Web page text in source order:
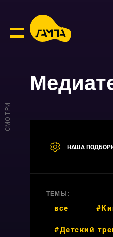
НАША
ТЕМЫ:
все
#Детский
СМОТРИ